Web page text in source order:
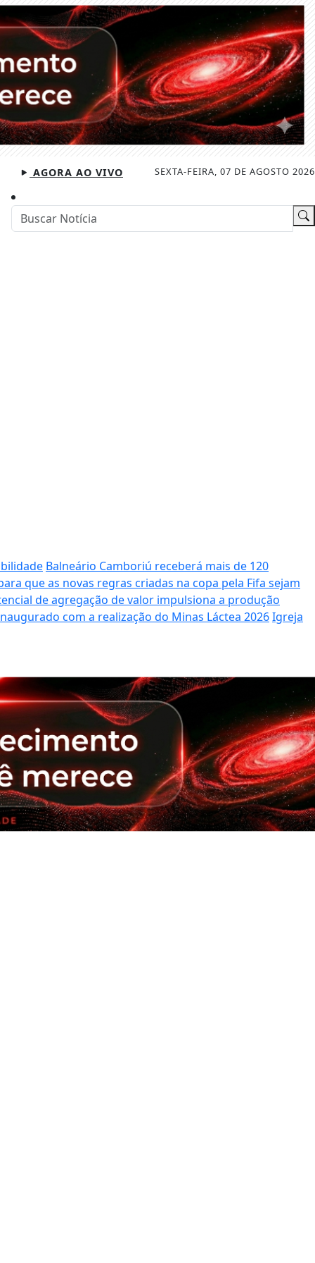
SEXTA-FEIRA, 07 DE AGOSTO 2026
AGORA AO VIVO
Balneário Camboriú receberá mais de 120
que as novas regras criadas na copa pela Fifa sejam
de agregação de valor impulsiona a produção
com a realização do Minas Láctea 2026Igreja